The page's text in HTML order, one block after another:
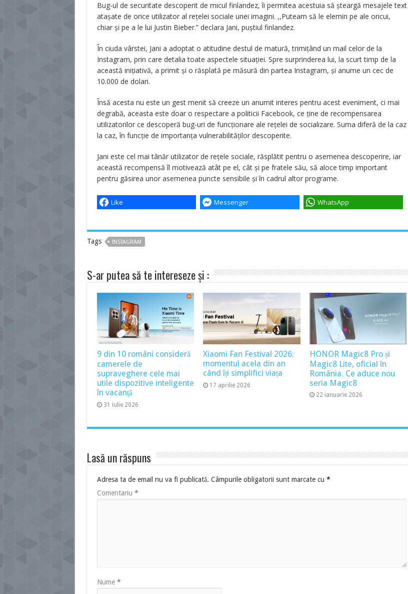
Bug-ul de securitate descoperit de micul finlandez, îi permitea acestuia să șteargă mesajele text
atașate de orice utilizator al rețelei sociale unei imagini. ,,Puteam să le elemin pe ale oricui,
chiar și pe a le lui Justin Bieber.” declara Jani, puștiul finlandez.
În ciuda vârstei, Jani a adoptat o atitudine destul de matură, trimițând un mail celor de la
Instagram, prin care detalia toate aspectele situației. Spre surprinderea lui, la scurt timp de la
această inițiativă, a primit și o răsplată pe măsură din partea Instagram, și anume un cec de
10.000 de dolari.
Însă acesta nu este un gest menit să creeze un anumit interes pentru acest eveniment, ci mai
degrabă, aceasta este doar o respectare a politicii Facebook, ce ține de recompensarea
utilizatorilor ce descoperă bug-uri de funcționare ale rețelei de socializare. Suma diferă de la caz
la caz, în funcție de importanța vulnerabilităților descoperite.
Jani este cel mai tânăr utilizator de rețele sociale, răsplătit pentru o asemenea descoperire, iar
această recompensă îl motivează atât pe el, cât și pe fratele său, să aloce timp important
pentru găsirea unor asemenea puncte sensibile și în cadrul altor programe.
Like Messenger WhatsApp
Tags INSTAGRAM
S-ar putea să te intereseze și :
9 din 10 români consideră
camerele de
supraveghere cele mai
utile dispozitive inteligente
în vacanță
31 iulie 2026
Xiaomi Fan Festival 2026:
momentul acela din an
când îți simplifici viața
17 aprilie 2026
HONOR Magic8 Pro și
Magic8 Lite, oficial în
România. Ce aduce nou
seria Magic8
22 ianuarie 2026
Lasă un răspuns
Adresa ta de email nu va fi publicată. Câmpurile obligatorii sunt marcate cu *
Comentariu *
Nume *